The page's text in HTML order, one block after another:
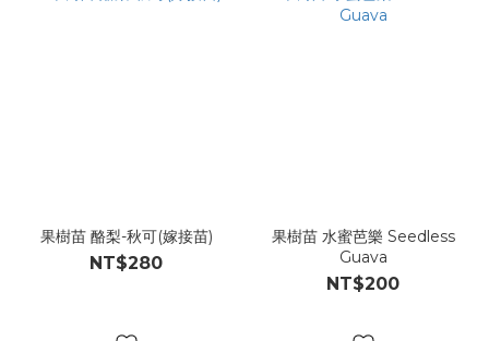
果樹苗 酪梨-秋可(嫁接苗)
NT$280
果樹苗 水蜜芭樂 Seedless
Guava
NT$200